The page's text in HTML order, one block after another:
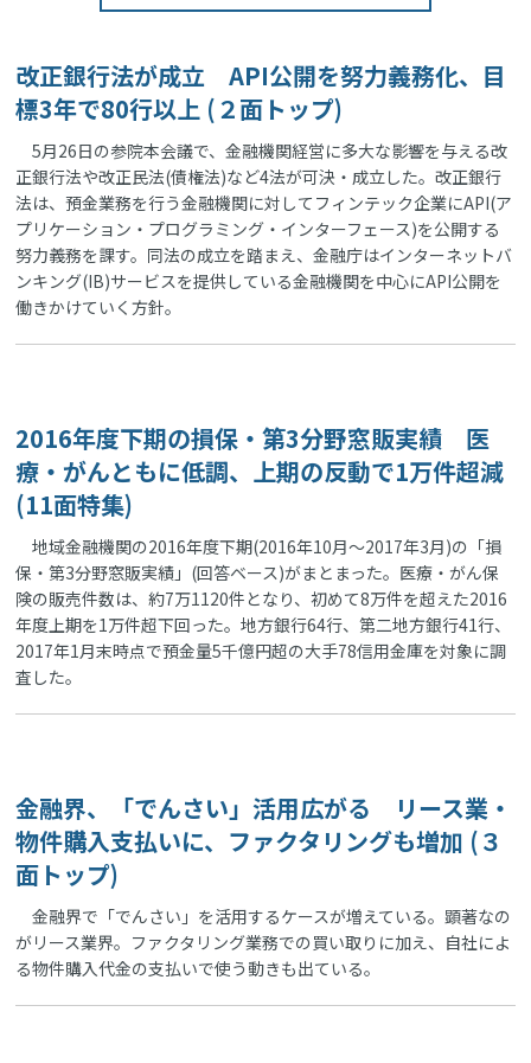
改正銀行法が成立 API公開を努力義務化、目
標3年で80行以上 (２面トップ)
5月26日の参院本会議で、金融機関経営に多大な影響を与える改
正銀行法や改正民法(債権法)など4法が可決・成立した。改正銀行
法は、預金業務を行う金融機関に対してフィンテック企業にAPI(ア
プリケーション・プログラミング・インターフェース)を公開する
努力義務を課す。同法の成立を踏まえ、金融庁はインターネットバ
ンキング(IB)サービスを提供している金融機関を中心にAPI公開を
働きかけていく方針。
2016年度下期の損保・第3分野窓販実績 医
療・がんともに低調、上期の反動で1万件超減
(11面特集)
地域金融機関の2016年度下期(2016年10月～2017年3月)の「損
保・第3分野窓販実績」(回答ベース)がまとまった。医療・がん保
険の販売件数は、約7万1120件となり、初めて8万件を超えた2016
年度上期を1万件超下回った。地方銀行64行、第二地方銀行41行、
2017年1月末時点で預金量5千億円超の大手78信用金庫を対象に調
査した。
金融界、「でんさい」活用広がる リース業・
物件購入支払いに、ファクタリングも増加 (３
面トップ)
金融界で「でんさい」を活用するケースが増えている。顕著なの
がリース業界。ファクタリング業務での買い取りに加え、自社によ
る物件購入代金の支払いで使う動きも出ている。